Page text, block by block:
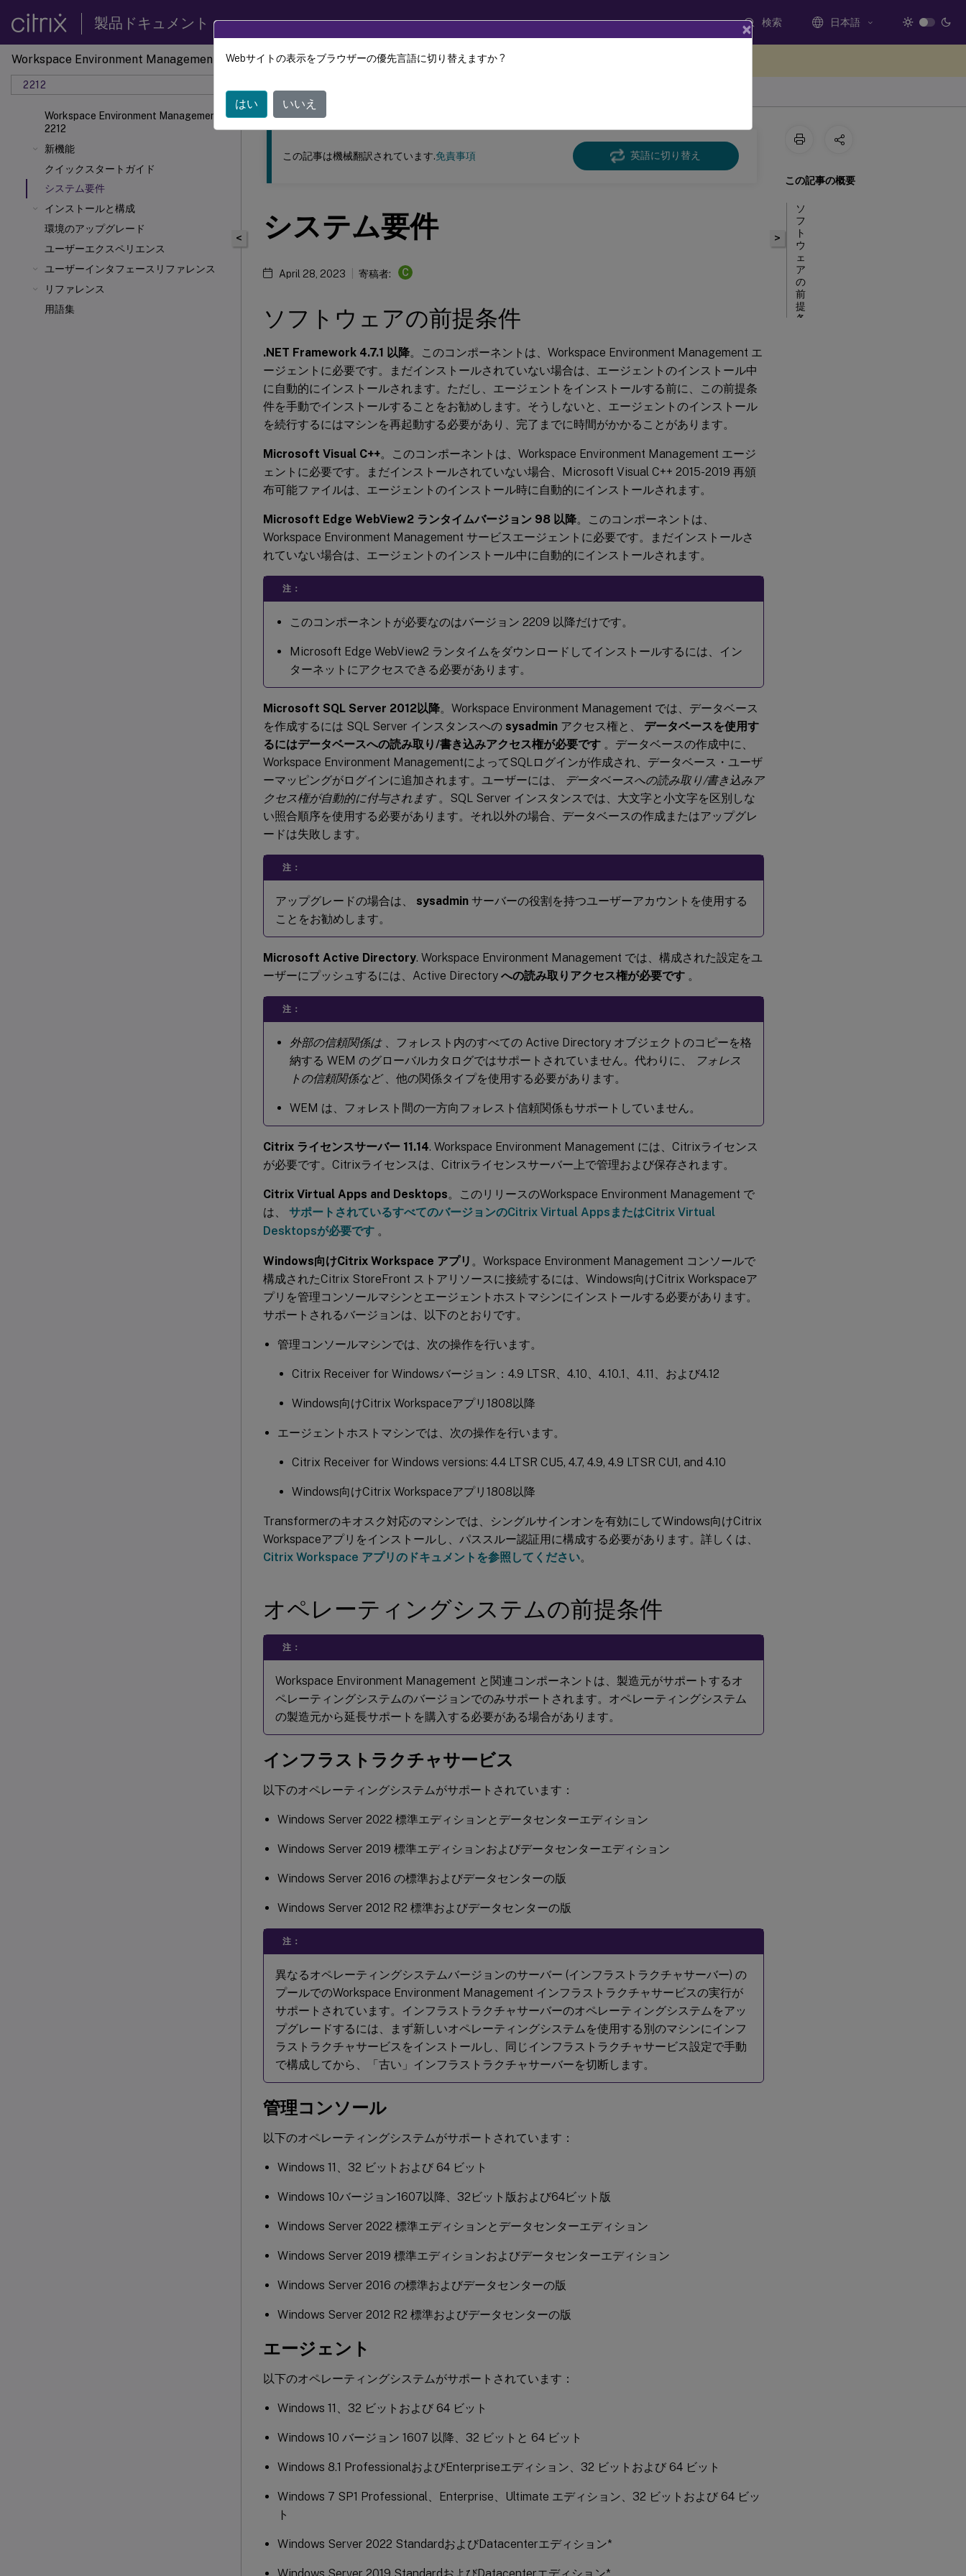
製品ドキュメント 検索 日本語
Workspace Environment Management
2212
Workspace Environment Management
2212
新機能
クイックスタートガイド
システム要件
インストールと構成
環境のアップグレード
ユーザーエクスペリエンス
ユーザーインタフェースリファレンス
リファレンス
用語集
このコンテンツは動的に機械翻訳されています。
ワークスペース環境管理
<
この記事は機械翻訳されています.免責事項 英語に切り替え
システム要件
April 28, 2023 寄稿者: C
ソフトウェアの前提条件
.NET Framework 4.7.1 以降。このコンポーネントは、Workspace Environment Management エ
ージェントに必要です。まだインストールされていない場合は、エージェントのインストール中
に自動的にインストールされます。ただし、エージェントをインストールする前に、この前提条
件を手動でインストールすることをお勧めします。そうしないと、エージェントのインストール
を続行するにはマシンを再起動する必要があり、完了までに時間がかかることがあります。
Microsoft Visual C++。このコンポーネントは、Workspace Environment Management エージ
ェントに必要です。まだインストールされていない場合、Microsoft Visual C++ 2015-2019 再頒
布可能ファイルは、エージェントのインストール時に自動的にインストールされます。
Microsoft Edge WebView2 ランタイムバージョン 98 以降。このコンポーネントは、
Workspace Environment Management サービスエージェントに必要です。まだインストールさ
れていない場合は、エージェントのインストール中に自動的にインストールされます。
注：
このコンポーネントが必要なのはバージョン 2209 以降だけです。
Microsoft Edge WebView2 ランタイムをダウンロードしてインストールするには、イン
ターネットにアクセスできる必要があります。
Microsoft SQL Server 2012以降。Workspace Environment Management では、データベース
を作成するには SQL Server インスタンスへの sysadmin アクセス権と、 データベースを使用す
るにはデータベースへの読み取り/書き込みアクセス権が必要です 。データベースの作成中に、
Workspace Environment ManagementによってSQLログインが作成され、データベース・ユーザ
ーマッピングがログインに追加されます。ユーザーには、
データベースへの読み取り/書き込みア
クセス権が自動的に付与されます。SQL Server インスタンスでは、大文字と小文字を区別しな
い照合順序を使用する必要があります。それ以外の場合、データベースの作成またはアップグレ
ードは失敗します。
注：
アップグレードの場合は、 sysadmin サーバーの役割を持つユーザーアカウントを使用する
ことをお勧めします。
Microsoft Active Directory. Workspace Environment Management では、構成された設定をユ
ーザーにプッシュするには、Active Directory への読み取りアクセス権が必要です 。
注：
外部の信頼関係は、フォレスト内のすべての Active Directory オブジェクトのコピーを格
納する WEM のグローバルカタログではサポートされていません。代わりに、
フォレス
トの信頼関係など、他の関係タイプを使用する必要があります。
WEM は、フォレスト間の一方向フォレスト信頼関係もサポートしていません。
Citrix ライセンスサーバー 11.14. Workspace Environment Management には、Citrixライセンス
が必要です。Citrixライセンスは、Citrixライセンスサーバー上で管理および保存されます。
Citrix Virtual Apps and Desktops。このリリースのWorkspace Environment Management で
は、 サポートされているすべてのバージョンのCitrix Virtual AppsまたはCitrix Virtual
Desktopsが必要です 。
Windows向けCitrix Workspace アプリ 。Workspace Environment Management コンソールで
構成されたCitrix StoreFront ストアリソースに接続するには、Windows向けCitrix Workspaceア
プリを管理コンソールマシンとエージェントホストマシンにインストールする必要があります。
サポートされるバージョンは、以下のとおりです。
管理コンソールマシンでは、次の操作を行います。
Citrix Receiver for Windowsバージョン：4.9 LTSR、4.10、4.10.1、4.11、および4.12
Windows向けCitrix Workspaceアプリ1808以降
エージェントホストマシンでは、次の操作を行います。
Citrix Receiver for Windows versions: 4.4 LTSR CU5, 4.7, 4.9, 4.9 LTSR CU1, and 4.10
Windows向けCitrix Workspaceアプリ1808以降
Transformerのキオスク対応のマシンでは、シングルサインオンを有効にしてWindows向けCitrix
Workspaceアプリをインストールし、パススルー認証用に構成する必要があります。詳しくは、
Citrix Workspace アプリのドキュメントを参照してください。
オペレーティングシステムの前提条件
注：
Workspace Environment Management と関連コンポーネントは、製造元がサポートするオ
ペレーティングシステムのバージョンでのみサポートされます。オペレーティングシステム
の製造元から延長サポートを購入する必要がある場合があります。
インフラストラクチャサービス
以下のオペレーティングシステムがサポートされています：
Windows Server 2022 標準エディションとデータセンターエディション
Windows Server 2019 標準エディションおよびデータセンターエディション
Windows Server 2016 の標準およびデータセンターの版
Windows Server 2012 R2 標準およびデータセンターの版
注：
異なるオペレーティングシステムバージョンのサーバー (インフラストラクチャサーバー) の
プールでのWorkspace Environment Management インフラストラクチャサービスの実行が
サポートされています。インフラストラクチャサーバーのオペレーティングシステムをアッ
プグレードするには、まず新しいオペレーティングシステムを使用する別のマシンにインフ
ラストラクチャサービスをインストールし、同じインフラストラクチャサービス設定で手動
で構成してから、「古い」インフラストラクチャサーバーを切断します。
管理コンソール
以下のオペレーティングシステムがサポートされています：
Windows 11、32 ビットおよび 64 ビット
Windows 10バージョン1607以降、32ビット版および64ビット版
Windows Server 2022 標準エディションとデータセンターエディション
Windows Server 2019 標準エディションおよびデータセンターエディション
Windows Server 2016 の標準およびデータセンターの版
Windows Server 2012 R2 標準およびデータセンターの版
エージェント
以下のオペレーティングシステムがサポートされています：
Windows 11、32 ビットおよび 64 ビット
Windows 10 バージョン 1607 以降、32 ビットと 64 ビット
Windows 8.1 ProfessionalおよびEnterpriseエディション、32 ビットおよび 64 ビット
Windows 7 SP1 Professional、Enterprise、Ultimate エディション、32 ビットおよび 64 ビッ
ト
Windows Server 2022 StandardおよびDatacenterエディション*
Windows Server 2019 StandardおよびDatacenterエディション*
>
この記事の概要
ソ
フ
ト
ウ
ェ
ア
の
前
提
条
×
Webサイトの表示をブラウザーの優先言語に切り替えますか ?
はい いいえ